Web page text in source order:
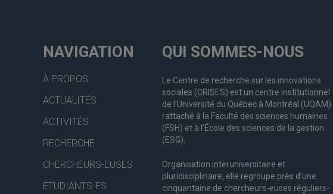
NAVIGATION
À PROPOS
ACTUALITÉS
ACTIVITÉS
RECHERCHE
CHERCHEURS-EUSES
ÉTUDIANTS-ES
QUI SOMMES-NOUS
Le Centre de recherche sur les innovations
sociales (CRISES) est un centre institutionnel
de l’Université du Québec à Montréal (UQAM)
rattaché à la Faculté des sciences humaines
(FSH) et à l’École des sciences de la gestion
(ESG).
Organisation interuniversitaire et
pluridisciplinaire, elle regroupe près d’une
cinquantaine de chercheurs-euses réguliers-